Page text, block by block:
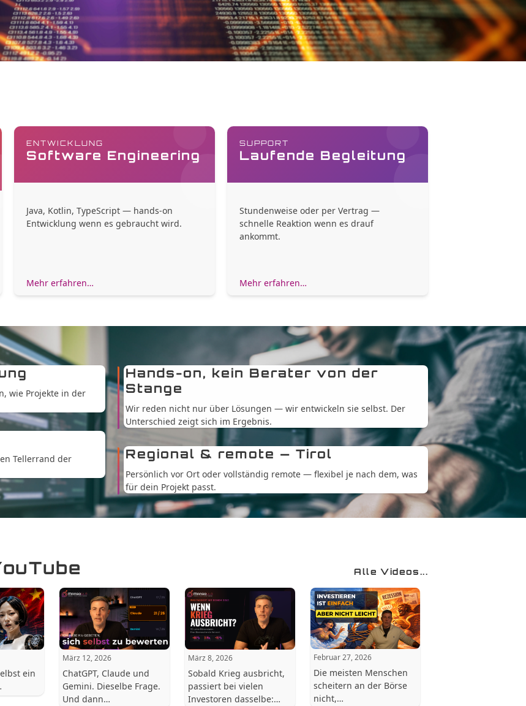
ENTWICKLUNG
Software Engineering
Java, Kotlin, TypeScript — hands-on
Entwicklung wenn es gebraucht wird.
Mehr erfahren…
SUPPORT
Laufende Begleitung
Stundenweise oder per Vertrag —
schnelle Reaktion wenn es drauf
ankommt.
Mehr erfahren…
wie Projekte in der
Tellerrand der
Hands-on, kein Berater von der
Stange
Wir reden nicht nur über Lösungen — wir entwickeln sie selbst. Der
Unterschied zeigt sich im Ergebnis.
Regional & remote — Tirol
Persönlich vor Ort oder vollständig remote — flexibel je nach dem, was
für dein Projekt passt.
Alle Videos...
ein
März 12, 2026
ChatGPT, Claude und
Gemini. Dieselbe Frage.
Und dann…
März 8, 2026
Sobald Krieg ausbricht,
passiert bei vielen
Investoren dasselbe:…
Februar 27, 2026
Die meisten Menschen
scheitern an der Börse
nicht,…